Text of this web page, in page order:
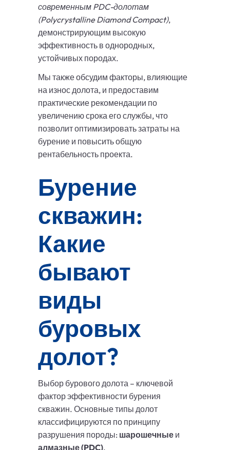
современным PDC-долотам
(Polycrystalline Diamond Compact),
демонстрирующим высокую
эффективность в однородных,
устойчивых породах.
Мы также обсудим факторы, влияющие
на износ долота, и предоставим
практические рекомендации по
увеличению срока его службы, что
позволит оптимизировать затраты на
бурение и повысить общую
рентабельность проекта.
Бурение
скважин:
Какие
бывают
виды
буровых
долот?
Выбор бурового долота – ключевой
фактор эффективности бурения
скважин. Основные типы долот
классифицируются по принципу
разрушения породы: шарошечные и
алмазные (PDC).